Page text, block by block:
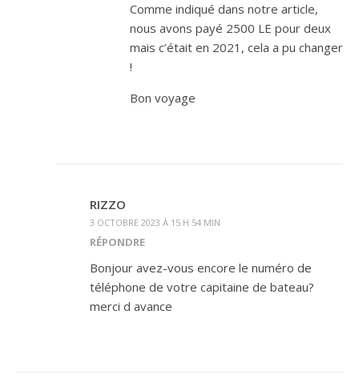
Comme indiqué dans notre article,
nous avons payé 2500 LE pour deux
mais c’était en 2021, cela a pu changer
!
Bon voyage
RIZZO
3 OCTOBRE 2023 À 15 H 54 MIN
RÉPONDRE
Bonjour avez-vous encore le numéro de
téléphone de votre capitaine de bateau?
merci d avance